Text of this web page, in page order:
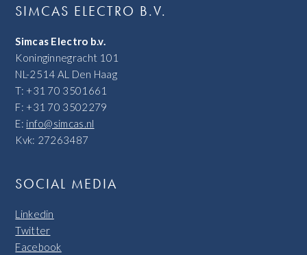
SIMCAS ELECTRO B.V.
Simcas Electro b.v.
Koninginnegracht 101
NL-2514 AL Den Haag
T: +31 70 3501661
F: +31 70 3502279
E: info@simcas.nl
Kvk: 27263487
SOCIAL MEDIA
Linkedin
Twitter
Facebook